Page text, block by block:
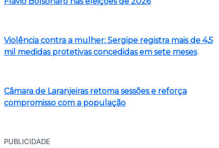
Violência contra a mulher: Sergipe registra mais de 4,5
mil medidas protetivas concedidas em sete meses
Câmara de Laranjeiras retoma sessões e reforça
compromisso com a população
PUBLICIDADE